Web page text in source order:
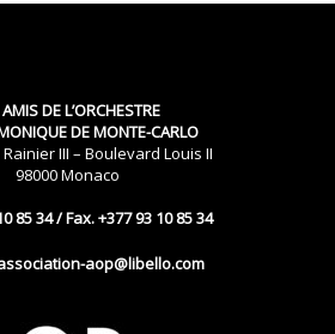
DE L’ORCHESTRE
DE MONTE-CARLO
III – Boulevard Louis II
98000 Monaco
85 34 / Fax. +377 93 10 85 34
aop@libello.com